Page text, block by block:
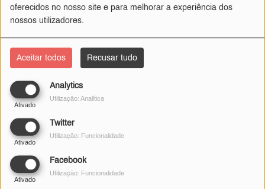
oferecidos no nosso site e para melhorar a experiência dos
nossos utilizadores.
Aceitar todos Recusar tudo
Analytics
Ativado
Utilização: Analítica
Twitter
Ativado
Utilização: Funcionalidade
Facebook
Ativado
Utilização: Funcionalidade